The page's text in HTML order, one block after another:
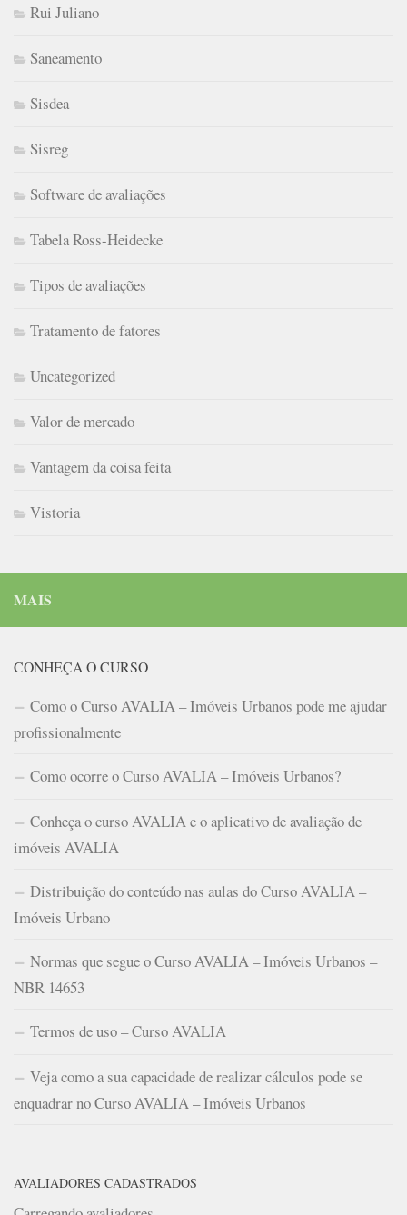
Rui Juliano
Saneamento
Sisdea
Sisreg
Software de avaliações
Tabela Ross-Heidecke
Tipos de avaliações
Tratamento de fatores
Uncategorized
Valor de mercado
Vantagem da coisa feita
Vistoria
MAIS
CONHEÇA O CURSO
Como o Curso AVALIA – Imóveis Urbanos pode me ajudar
profissionalmente
Como ocorre o Curso AVALIA – Imóveis Urbanos?
Conheça o curso AVALIA e o aplicativo de avaliação de
imóveis AVALIA
Distribuição do conteúdo nas aulas do Curso AVALIA –
Imóveis Urbano
Normas que segue o Curso AVALIA – Imóveis Urbanos –
NBR 14653
Termos de uso – Curso AVALIA
Veja como a sua capacidade de realizar cálculos pode se
enquadrar no Curso AVALIA – Imóveis Urbanos
AVALIADORES CADASTRADOS